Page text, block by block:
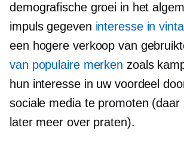
demografische groei in het
impuls gegeven interesse in
een hogere verkoop van
van populaire merken zoals
hun interesse in uw voordeel
sociale media te promoten (daar
later meer over praten).